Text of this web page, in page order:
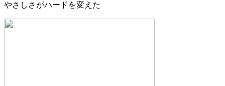
やさしさがハードを変えた